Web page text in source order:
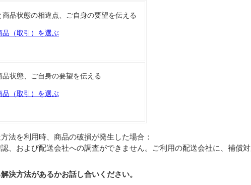
商品状態の相違点、ご自身の要望を伝える
品（取引）を選ぶ
品状態、ご自身の要望を伝える
品（取引）を選ぶ
法を利用時、商品の破損が発生した場合：
、および配送会社への調査ができません。ご利用の配送会社に、補償
決方法があるかお話し合いください。